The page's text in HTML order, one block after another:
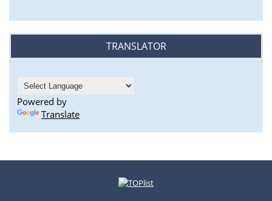
TRANSLATOR
Powered by
Translate